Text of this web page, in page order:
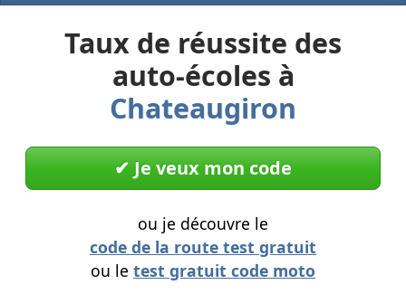
Taux de réussite des
auto-écoles à
Chateaugiron
✔︎ Je veux mon code
ou je découvre le
code de la route test gratuit
ou le test gratuit code moto